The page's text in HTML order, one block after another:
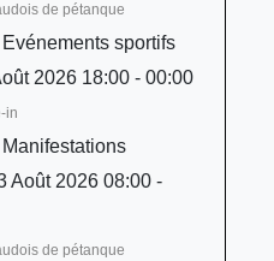
de pétanque
sportifs
2026 18:00 - 00:00
in
Août 2026 08:00 -
de pétanque